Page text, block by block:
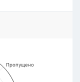
Пропущено